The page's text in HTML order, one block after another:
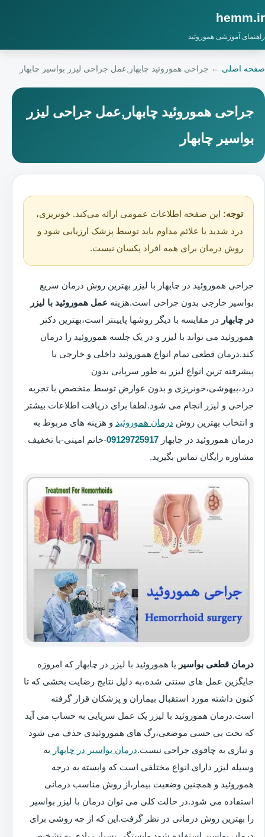
hemm.ir
راهنمای آموزشی هموروئید
صفحه اصلی ← جراحی هموروئید چابهار,عمل جراحی لیزر بواسیر چابهار
جراحی هموروئید چابهار,عمل جراحی لیزر
بواسیر چابهار
توجه: این صفحه اطلاعات عمومی ارائه می‌کند. خونریزی،
درد شدید یا علائم مداوم باید توسط پزشک ارزیابی شود و
روش درمان برای همه افراد یکسان نیست.
جراحی هموروئید در چابهار با لیزر بهترین روش درمان سریع
بواسیر خارجی بدون جراحی است.هزینه عمل هموروئید با لیزر
در چابهار در مقایسه با دیگر روشها پایینتر است،بهترین دکتر
هموروئید می تواند با لیزر و در یک جلسه هموروئید را درمان
کند.درمان قطعی تمام انواع هموروئید داخلی و خارجی با
پیشرفته ترین انواع لیزر به طور سرپایی بدون
درد،بیهوشی،خونریزی و بدون عوارض توسط متخصص با تجربه
جراحی و لیزر انجام می شود.لطفا برای دریافت اطلاعات بیشتر
و انتخاب بهترین روش درمان هموروئید و هزینه های مربوط به
درمان هموروئید در چابهار 09129725917-خانم امینی-با تخفیف
مشاوره رایگان تماس بگیرید.
درمان قطعی بواسیر یا هموروئید با لیزر در چابهار که امروزه
جایگزین عمل های سنتی شده،به دلیل نتایج رضایت بخشی که تا
کنون داشته مورد استقبال بیماران و پزشکان قرار گرفته
است.درمان هموروئید با لیزر یک عمل سرپایی به حساب می آید
که تحت بی حسی موضعی،رگ های هموروئیدی حذف می شود
و نیازی به چاقوی جراحی نیست.درمان بواسیر در چابهار به
وسیله لیزر دارای انواع مختلفی است که وابسته به درجه
هموروئید و همچنین وضعیت بیمار،از روش مناسب درمانی
استفاده می شود.در حالت کلی می توان درمان با لیزر بواسیر
را بهترین روش درمانی در نظر گرفت.این که از چه روشی برای